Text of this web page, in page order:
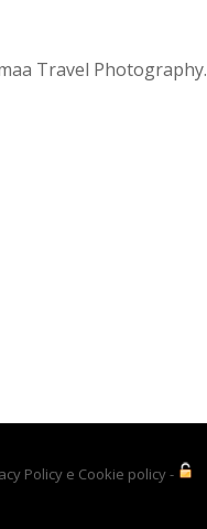
Travel Photography.
Policy e Cookie policy-